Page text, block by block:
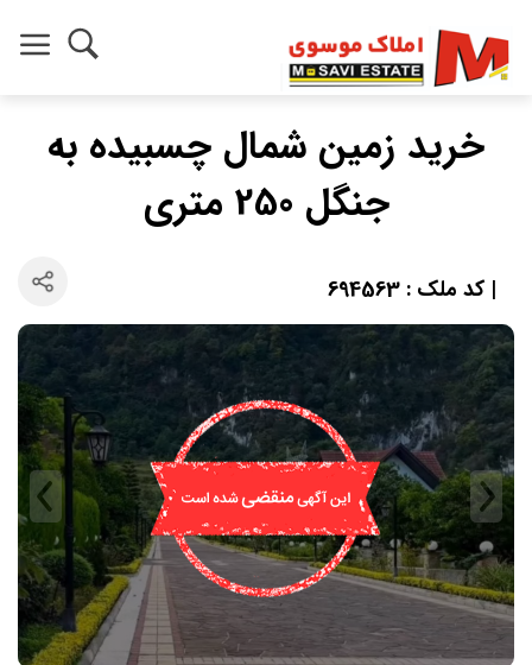
خرید زمین شمال چسبیده به
جنگل 250 متری
| کد ملک : 694563